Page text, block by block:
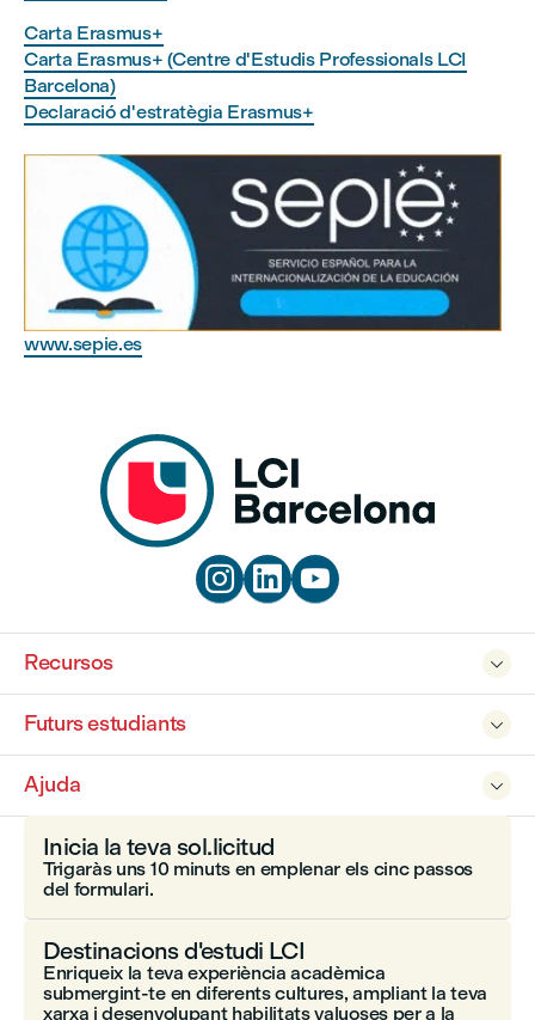
Carta Erasmus+
Carta Erasmus+ (Centre d'Estudis Professionals LCI
Barcelona)
Declaració d'estratègia Erasmus+
www.sepie.es
  

Recursos

Futurs estudiants

Ajuda
Inicia la teva sol.licitud
Trigaràs uns 10 minuts en emplenar els cinc passos
del formulari.
Destinacions d'estudi LCI
Enriqueix la teva experiència acadèmica
submergint-te en diferents cultures, ampliant la teva
xarxa i desenvolupant habilitats valuoses per a la